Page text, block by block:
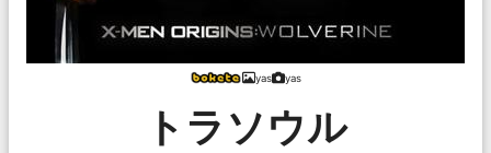
yas yas
トラソウル